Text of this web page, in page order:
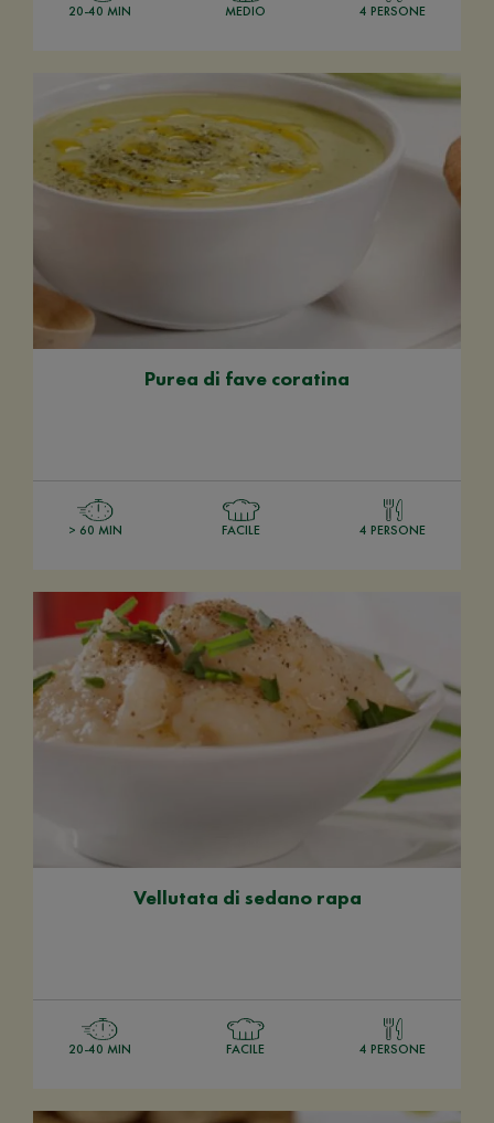
20-40 MIN MEDIO 4 PERSONE
Purea di fave coratina
> 60 MIN FACILE 4 PERSONE
Vellutata di sedano rapa
20-40 MIN FACILE 4 PERSONE